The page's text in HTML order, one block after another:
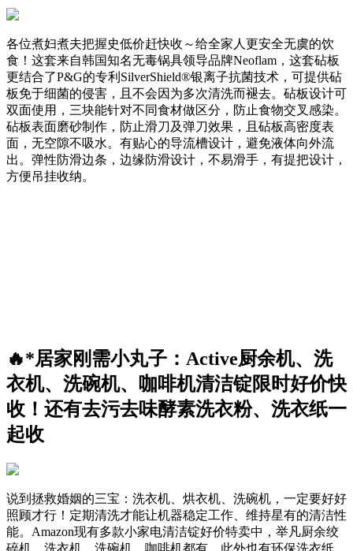
各位煮妇煮夫把握史低价赶快收～给全家人更安全无虞的饮
食！这套来自韩国知名无毒锅具领导品牌Neoflam，这套砧板
更结合了P&G的专利SilverShield®银离子抗菌技术，可提供砧
板免于细菌的侵害，且不会因为多次清洗而褪去。砧板设计可
双面使用，三块能针对不同食材做区分，防止食物交叉感染。
砧板表面磨砂制作，防止滑刀及弹刀效果，且砧板高密度表
面，无空隙不吸水。有贴心的导流槽设计，避免液体向外流
出。弹性防滑边条，边缘防滑设计，不易滑手，有提把设计，
方便吊挂收纳。
🔥*居家刚需小丸子：Active厨余机、洗
衣机、洗碗机、咖啡机清洁锭限时好价快
收！还有去污去味酵素洗衣粉、洗衣纸一
起收
说到拯救婚姻的三宝：洗衣机、烘衣机、洗碗机，一定要好好
照顾才行！定期清洗才能让机器稳定工作、维持星有的清洁性
能。Amazon现有多款小家电清洁锭好价特卖中，举凡厨余绞
碎机、洗衣机、洗碗机、咖啡机都有，此外也有环保洗衣纸、